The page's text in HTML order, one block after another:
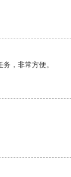
，非常方便。